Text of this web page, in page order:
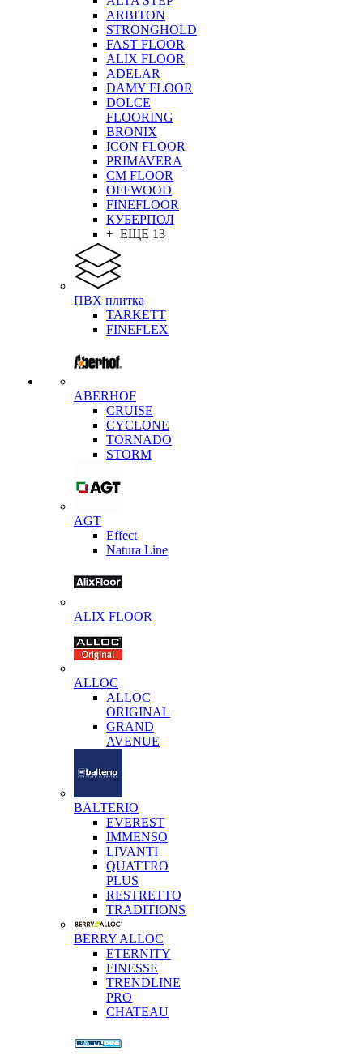
ARBITON
STRONGHOLD
FAST FLOOR
ALIX FLOOR
ADELAR
DAMY FLOOR
DOLCE
FLOORING
BRONIX
ICON FLOOR
PRIMAVERA
CM FLOOR
OFFWOOD
FINEFLOOR
КУБЕРПОЛ
+ ЕЩЕ 13
ПВХ плитка
TARKETT
FINEFLEX
ABERHOF
CRUISE
CYCLONE
TORNADO
STORM
AGT
Effect
Natura Line
ALIX FLOOR
ALLOC
ALLOC
ORIGINAL
GRAND
AVENUE
BALTERIO
EVEREST
IMMENSO
LIVANTI
QUATTRO
PLUS
RESTRETTO
TRADITIONS
BERRY ALLOC
ETERNITY
FINESSE
TRENDLINE
PRO
CHATEAU